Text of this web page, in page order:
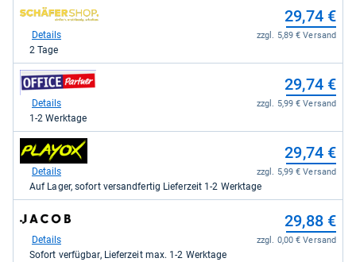
kaufen.
zum
Shop:
Schäfer
für
29,74
kaufen.
29,74 €
zzgl. 5,89 € Versand
Details
2 Tage
zum
Shop:
office-
-
Office
Partner
GmbH
für
29,74
kaufen.
29,74 €
zzgl. 5,99 € Versand
Details
1-2 Werktage
zum
Shop:
playox.de
kaufen.
29,74 €
zzgl. 5,99 € Versand
Details
Auf Lager, sofort versandfertig Lieferzeit 1-2 Werktage
zum
Shop:
Jacob
29,88 €
zzgl. 0,00 € Versand
Details
Sofort verfügbar, Lieferzeit max. 1-2 Werktage